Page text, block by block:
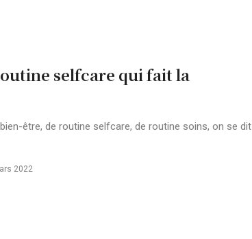
selfcare qui fait la
être, de routine selfcare, de routine soins, on se dit
2022